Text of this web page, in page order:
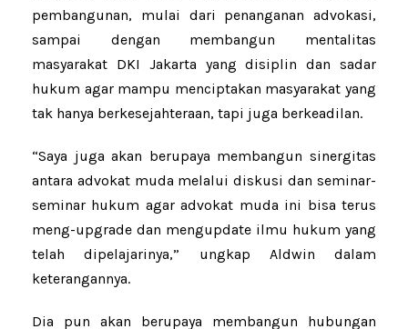
pembangunan, mulai dari penanganan advokasi,
sampai dengan membangun mentalitas
masyarakat DKI Jakarta yang disiplin dan sadar
hukum agar mampu menciptakan masyarakat yang
tak hanya berkesejahteraan, tapi juga berkeadilan.
“Saya juga akan berupaya membangun sinergitas
antara advokat muda melalui diskusi dan seminar-
seminar hukum agar advokat muda ini bisa terus
meng-upgrade dan mengupdate ilmu hukum yang
telah dipelajarinya,” ungkap Aldwin dalam
keterangannya.
Dia pun akan berupaya membangun hubungan